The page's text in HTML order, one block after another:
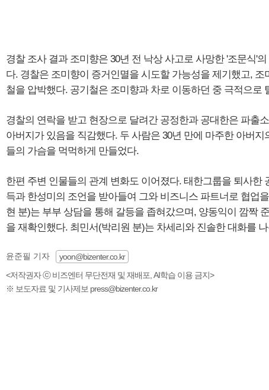
경찰 조사 결과 조미향은 30년 전 낙상 사고로 사망한 '조문식'
다. 경찰은 조미향이 증거인멸을 시도할 가능성을 제기했고,
철을 압박했다. 공기철은 조미향과 차로 이동하던 중 극적으로
경찰의 연락을 받고 현장으로 달려간 공정한과 공대한은 파출
아버지가 있음을 직감했다. 두 사람은 30년 만에 마주한 아버
들의 가슴을 먹먹하게 만들었다.
한편 주변 인물들의 관계 변화도 이어졌다. 태한그룹을 퇴사한
득과 한성미의 조언을 받아들여 그와 비즈니스 파트너로 협업
현 분)는 부부 상담을 통해 갈등을 좁혀갔으며, 양동익이 깜짝
을 재확인했다. 최민서(박리원 분)는 차세리와 진솔한 대화를
윤준필 기자
yoon@bizenter.co.kr
<저작권자 ⓒ 비즈엔터 무단전재 및 재배포, AI학습 이용 금지>
※ 보도자료 및 기사제보 press@bizenter.co.kr